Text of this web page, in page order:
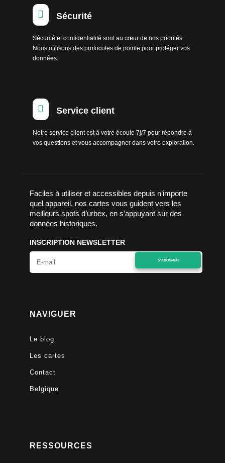
 Sécurité
Sécurité et confidentialité sont au cœur de nos priorités.
Nous utilisons des protocoles de pointe pour protéger vos
données.
 Service client
Notre service client est à votre écoute 7j/7 pour répondre à
vos questions et vous accompagner dans votre exploration.
Faciles à utiliser et accessibles depuis n’importe
quel appareil, nos cartes vous guident vers les
meilleurs spots d’urbex, en s’appuyant sur des
données historiques.
INSCRIPTION NEWSLETTER
S'ABONNER
NAVIGUER
Le blog
Les cartes
Contact
Belgique
RESSOURCES